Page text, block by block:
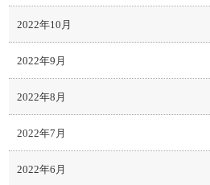
2022年10月
2022年9月
2022年8月
2022年7月
2022年6月